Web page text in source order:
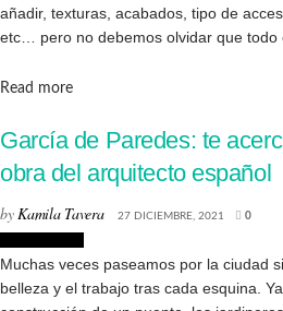
añadir, texturas, acabados, tipo de
etc… pero no debemos olvidar que todo
Read moreDetails
García de Paredes: te
obra del arquitecto español
by Kamila Tavera 27 DICIEMBRE, 2021 0
Muchas veces paseamos por la ciudad
belleza y el trabajo tras cada esquina.